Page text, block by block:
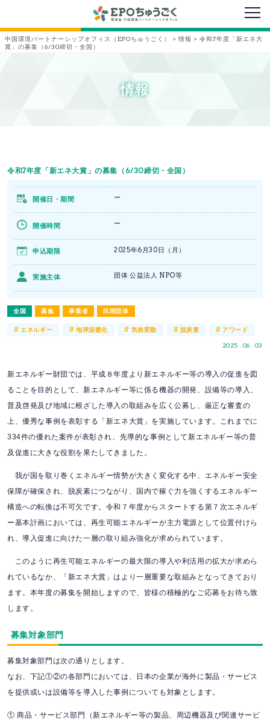
メニ
中国環境パートナーシップオフィス（EPOちゅうごく） > 情報 > 令和7年度「新エネ大
賞」の募集（6/30締切・全国）
情報
令和7年度「新エネ大賞」の募集（6/30締切・全国）
全国 募集 事業者 民間団体
2025 . 06 . 03
開催日・期間 ー
開催時間 ー
申込期限 2025年6月30日（月）
実施主体 団体 公益法人 NPO等
#エネルギー # 地球温暖化 # 気候変動 # 脱炭素 # アワード
新エネルギー財団では、平成８年度より新エネルギー等の導入の促進を図
ることを目的として、新エネルギー等に係る機器の開発、設備等の導入、
普及啓発及び地域に根ざした導入の取組みを広く公募し、厳正な審査の
上、優秀な事例を表彰する「新エネ大賞」を実施しています。これまでに
334件の優れた案件が表彰され、先導的な事例として新エネルギー等の普
及促進に大きな役割を果たしてきました。
我が国を取り巻くエネルギー情勢が大きく変化する中、エネルギー安全
保障が確保され、脱炭素につながり、国内で稼ぐ力を強くするエネルギー
構造への転換は不可欠です。令和７年度からスタートする第７次エネルギ
ー基本計画においては、再生可能エネルギーが主力電源として位置付けら
れ、導入促進に向けた一層の取り組み強化が求められています。
このように再生可能エネルギーの最大限の導入や利活用の拡大が求めら
れているなか、「新エネ大賞」はより一層重要な取組みとなってきており
ます。本年度の募集を開始しますので、皆様の積極的なご応募をお待ち致
します。
募集対象部門
募集対象部門は次の通りとします。
なお、下記①②の各部門においては、日本の企業が海外に製品・サービス
を提供或いは設備等を導入した事例についても対象とします。
① 商品・サービス部門（新エネルギー等の製品、周辺機器及び関連サービ